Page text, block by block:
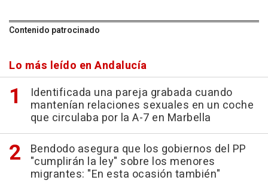
Contenido patrocinado
Lo más leído en Andalucía
Identificada una pareja grabada cuando
mantenían relaciones sexuales en un coche
que circulaba por la A-7 en Marbella
Bendodo asegura que los gobiernos del PP
"cumplirán la ley" sobre los menores
migrantes: "En esta ocasión también"